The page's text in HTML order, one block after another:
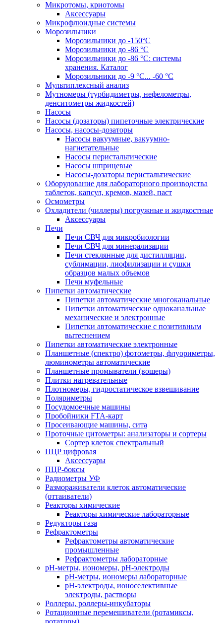
Микротомы, криотомы
Аксессуары
Микрофлюидные системы
Морозильники
Морозильники до -150°С
Морозильники до -86 °C
Морозильники до -86 °C: системы
хранения. Каталог
Морозильники до -9 °C... -60 °C
Мультиплексный анализ
Мутномеры (турбидиметры, нефелометры,
денситометры жидкостей)
Насосы
Насосы (дозаторы) пипеточные электрические
Насосы, насосы-дозаторы
Насосы вакуумные, вакуумно-
нагнетательные
Насосы перистальтические
Насосы шприцевые
Насосы-дозаторы перистальтические
Оборудование для лабораторного производства
таблеток, капсул, кремов, мазей, паст
Осмометры
Охладители (чиллеры) погружные и жидкостные
Аксессуары
Печи
Печи СВЧ для микробиологии
Печи СВЧ для минерализации
Печи стеклянные для дистилляции,
сублимации, лиофилизации и сушки
образцов малых объемов
Печи муфельные
Пипетки автоматические
Пипетки автоматические многоканальные
Пипетки автоматические одноканальные
механические и электронные
Пипетки автоматические с позитивным
вытеснением
Пипетки автоматические электронные
Планшетные (спектро) фотометры, флуориметры,
люминометры автоматические
Планшетные промыватели (вошеры)
Плитки нагревательные
Плотномеры, гидростатическое взвешивание
Поляриметры
Посудомоечные машины
Пробойники FTA-карт
Просеивающие машины, сита
Проточные цитометры: анализаторы и сортеры
Сортер клеток спектральный
ПЦР цифровая
Аксессуары
ПЦР-боксы
Радиометры УФ
Размораживатели клеток автоматические
(оттаиватели)
Реакторы химические
Реакторы химические лабораторные
Редукторы газа
Рефрактометры
Рефрактометры автоматические
промышленные
Рефрактометры лабораторные
рН-метры, иономеры, рН-электроды
рН-метры, иономеры лабораторные
рН-электроды, ионоселективные
электроды, растворы
Роллеры, роллеры-инкубаторы
Ротационные перемешиватели (ротамиксы,
ротаторы)